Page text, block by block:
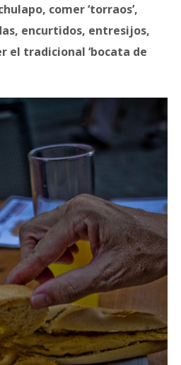
comer ‘torraos’,
encurtidos, entresijos,
el tradicional ‘bocata de